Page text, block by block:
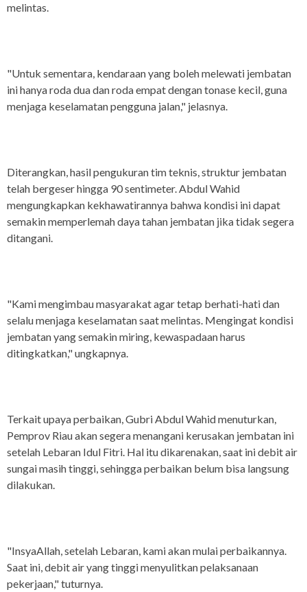
melintas.
"Untuk sementara, kendaraan yang boleh melewati jembatan
ini hanya roda dua dan roda empat dengan tonase kecil, guna
menjaga keselamatan pengguna jalan," jelasnya.
Diterangkan, hasil pengukuran tim teknis, struktur jembatan
telah bergeser hingga 90 sentimeter. Abdul Wahid
mengungkapkan kekhawatirannya bahwa kondisi ini dapat
semakin memperlemah daya tahan jembatan jika tidak segera
ditangani.
"Kami mengimbau masyarakat agar tetap berhati-hati dan
selalu menjaga keselamatan saat melintas. Mengingat kondisi
jembatan yang semakin miring, kewaspadaan harus
ditingkatkan," ungkapnya.
Terkait upaya perbaikan, Gubri Abdul Wahid menuturkan,
Pemprov Riau akan segera menangani kerusakan jembatan ini
setelah Lebaran Idul Fitri. Hal itu dikarenakan, saat ini debit air
sungai masih tinggi, sehingga perbaikan belum bisa langsung
dilakukan.
"InsyaAllah, setelah Lebaran, kami akan mulai perbaikannya.
Saat ini, debit air yang tinggi menyulitkan pelaksanaan
pekerjaan," tuturnya.